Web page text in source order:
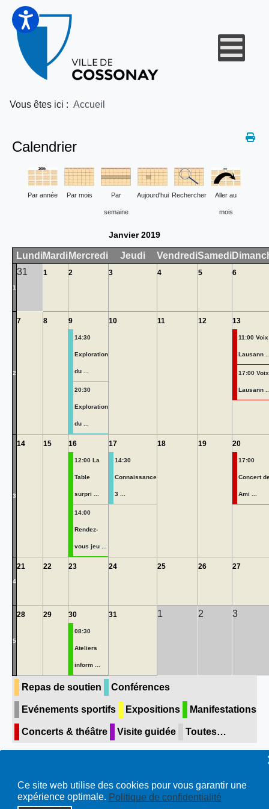
Ce site web utilise des cookies pour vous garantir une
expérience optimale. Politique de confidentialité
Vous êtes ici : Accueil
Calendrier
Par année Par mois Par
semaine
Aujourd'hui Rechercher Aller au
mois
Janvier 2019
LundiMardi Mercredi Jeudi VendrediSamedi
1
31 1 2 3 4 5 6
2
7 8 9
14:30
Exploration
du ...
20:30
Exploration
du ...
10 11 12 13
11:00
Lausann
17:00
Lausann
3
14 15 16
12:00 La
Table
surpri ...
14:00
Rendez-
vous jeu ...
17
14:30
Connaissance
3 ...
18 19 20
17:00
Concert
Ami ...
4
21 22 23 24 25 26 27
5
28 29 30
08:30
Ateliers
inform ...
31 1 2 3
Repas de soutien Conférences
Evénements sportifs Expositions Manifestations
Concerts & théâtre Visite guidée Toutes…
Copyright © 2026 cossonay.ch - tous droits réservés | site :